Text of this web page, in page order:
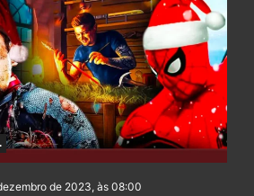
de 2023, às 08:00